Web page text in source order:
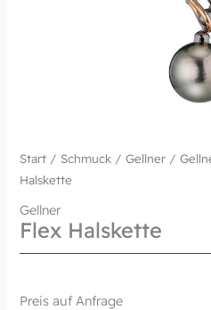
Start / Schmuck /Gellner /
Halskette
Gellner
Flex Halskette
Preis auf Anfrage